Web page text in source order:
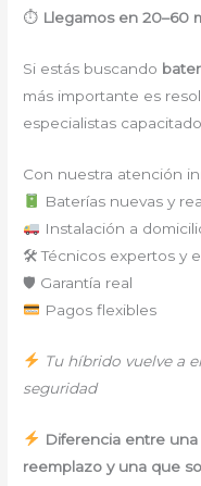
⏱ Llegamos en 20–60
Si estás buscando
más importante es
especialistas
Con nuestra atención
Baterías nuevas y
Instalación a
🛠 Técnicos expertos y
🛡 Garantía real
Pagos flexibles
Tu híbrido vuelve a
seguridad
Diferencia entre
reemplazo y una que